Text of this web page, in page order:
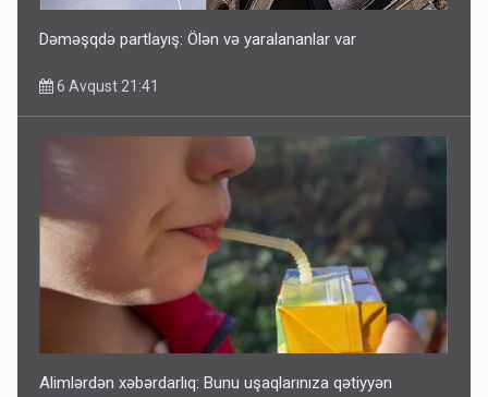
Dəməşqdə partlayış: Ölən və yaralananlar var
6 Avqust 21:41
Alimlərdən xəbərdarlıq: Bunu uşaqlarınıza qətiyyən